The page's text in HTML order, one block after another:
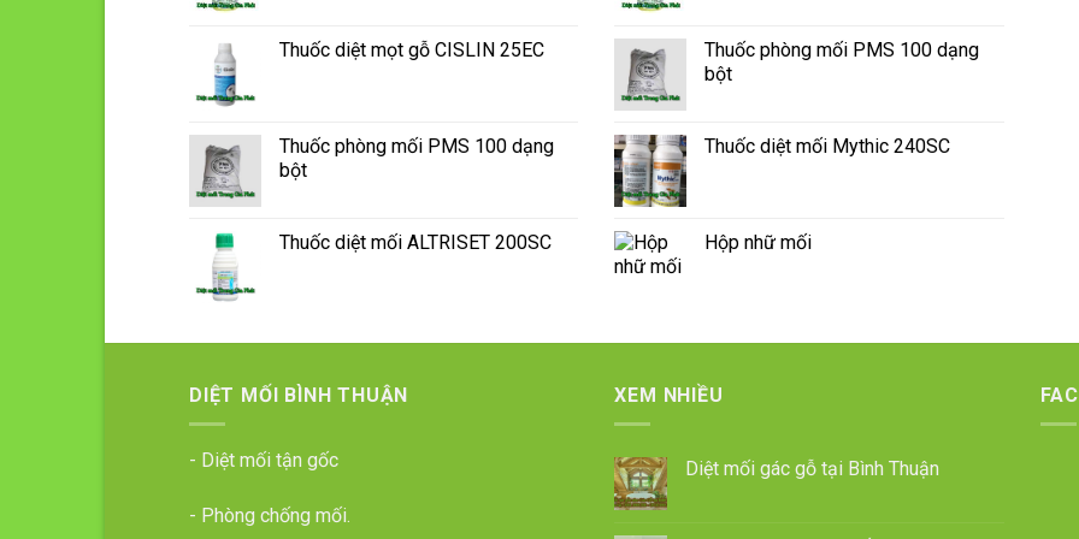
Thuốc diệt mọt gỗ CISLIN 25EC
Thuốc phòng mối PMS 100 dạng
bột
Thuốc diệt mối ALTRISET 200SC
Thuốc phòng mối PMS 100 dạng
bột
Thuốc diệt mối Mythic 240SC
Hộp nhữ mối
DIỆT MỐI BÌNH THUẬN
- Diệt mối tận gốc
- Phòng chống mối.
XEM NHIỀU
Diệt mối gác gỗ tại Bình Thuận